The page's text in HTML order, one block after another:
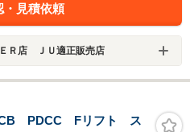
・見積依頼
Ｒ店 ＪＵ適正販売店
PDCC Fリフト ス